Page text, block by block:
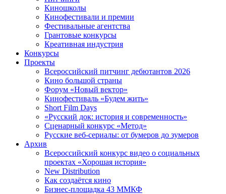
Киношколы
Кинофестивали и премии
Фестивальные агентства
Грантовые конкурсы
Креативная индустрия
Конкурсы
Проекты
Всероссийский питчинг дебютантов 2026
Кино большой страны
Форум «Новый вектор»
Кинофестиваль «Будем жить»
Short Film Days
«Русский док: история и современность»
Сценарный конкурс «Метод»
Русские веб-сериалы: от бумеров до зумеров
Архив
Всероссийский конкурс видео о социальных
проектах «Хорошая история»
New Distribution
Как создаётся кино
Бизнес-площадка 43 ММКФ